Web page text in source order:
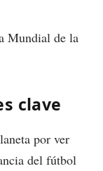
Mundial de la
clave
por ver
del fútbol